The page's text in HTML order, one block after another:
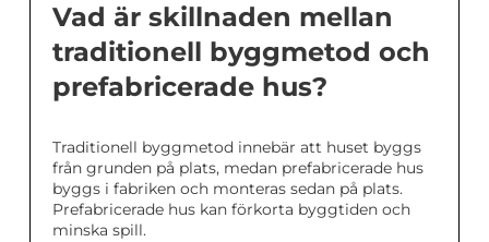
Vad är skillnaden mellan
traditionell byggmetod och
prefabricerade hus?
Traditionell byggmetod innebär att huset byggs
från grunden på plats, medan prefabricerade hus
byggs i fabriken och monteras sedan på plats.
Prefabricerade hus kan förkorta byggtiden och
minska spill.